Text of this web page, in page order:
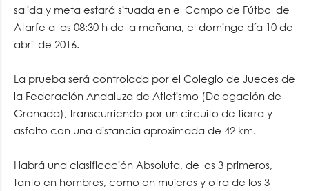
salida y meta estará situada en el Campo de Fútbol de
Atarfe a las 08:30 h de la mañana, el domingo día 10 de
abril de 2016.
La prueba será controlada por el Colegio de Jueces de
la Federación Andaluza de Atletismo (Delegación de
Granada), transcurriendo por un circuito de tierra y
asfalto con una distancia aproximada de 42 km.
Habrá una clasificación Absoluta, de los 3 primeros,
tanto en hombres, como en mujeres y otra de los 3